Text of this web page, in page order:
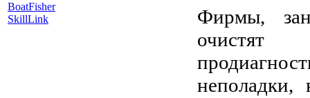
BoatFisher
SkillLink
Фирмы,
очистят
неполадки,